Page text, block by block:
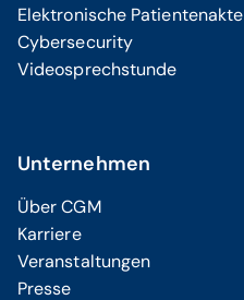
Elektronische Patientenakte
Cybersecurity
Videosprechstunde
Unternehmen
Über CGM
Karriere
Veranstaltungen
Presse